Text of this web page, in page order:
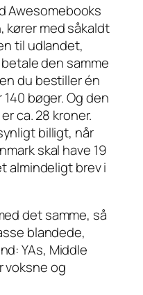
Awesomebooks
kører med såkaldt
til udlandet,
den samme
du bestiller én
bøger. Og den
ca. 28 kroner.
billigt, når
skal have 19
almindeligt brev i
det samme, så
blandede,
YAs, Middle
voksne og